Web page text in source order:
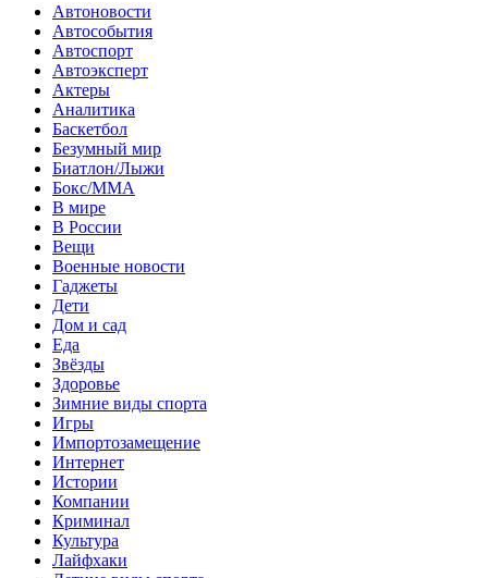
Автоновости
Автособытия
Автоспорт
Автоэксперт
Актеры
Аналитика
Баскетбол
Безумный мир
Биатлон/Лыжи
Бокс/MMA
В мире
В России
Вещи
Военные новости
Гаджеты
Дети
Дом и сад
Еда
Звёзды
Здоровье
Зимние виды спорта
Игры
Импортозамещение
Интернет
Истории
Компании
Криминал
Культура
Лайфхаки